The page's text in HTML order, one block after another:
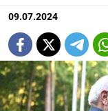
09.07.2024